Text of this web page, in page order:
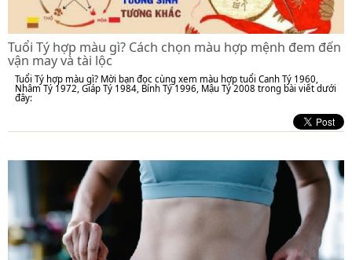
Tuổi Tý hợp màu gì? Cách chọn màu hợp mệnh đem đến
vận may và tài lộc
Tuổi Tý hợp màu gì? Mời bạn đọc cùng xem màu hợp tuổi Canh Tý 1960,
Nhâm Tý 1972, Giáp Tý 1984, Bính Tý 1996, Mậu Tý 2008 trong bài viết dưới
đây: